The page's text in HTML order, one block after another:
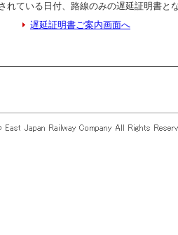
れている日付、路線のみの遅延証明書と
遅延証明書ご案内画面へ